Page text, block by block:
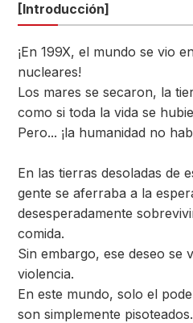
[Introducción]
¡En 199X, el mundo se vio
nucleares!
Los mares se secaron, la
como si toda la vida se
Pero... ¡la humanidad no
En las tierras desoladas de
gente se aferraba a la
desesperadamente
comida.
Sin embargo, ese deseo se
violencia.
En este mundo, solo el
son simplemente pisoteados.